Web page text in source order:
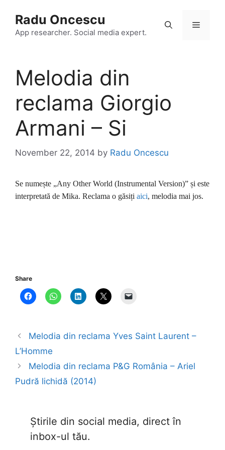
content
Radu Oncescu
App researcher. Social media expert.
Menu
Melodia din
reclama Giorgio
Armani – Si
November 22, 2014 by Radu Oncescu
Se numește „Any Other World (Instrumental Version)” și este
interpretată de Mika. Reclama o găsiți aici, melodia mai jos.
Share
Melodia din reclama Yves Saint Laurent –
L’Homme
Melodia din reclama P&G România – Ariel
Pudră lichidă (2014)
Știrile din social media, direct în
inbox-ul tău.